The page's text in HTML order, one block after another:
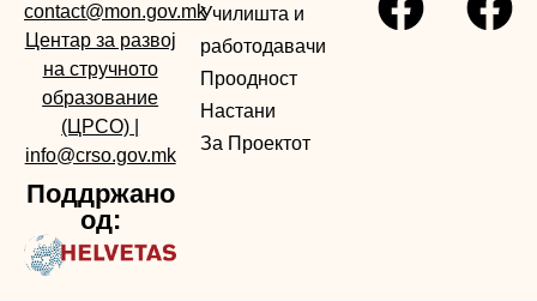
contact@mon.gov.mk
Центар за развој
на стручното
образование
(ЦРСО)
info@crso.gov.mk
Поддржано
од:
Училишта и
работодавачи
Проодност
Настани
За Проектот